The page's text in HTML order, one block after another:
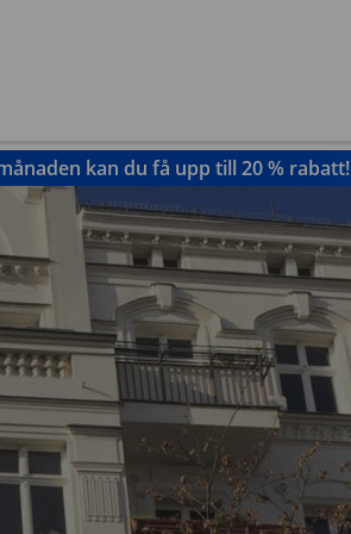
kan du få upp till 20 % rabatt!